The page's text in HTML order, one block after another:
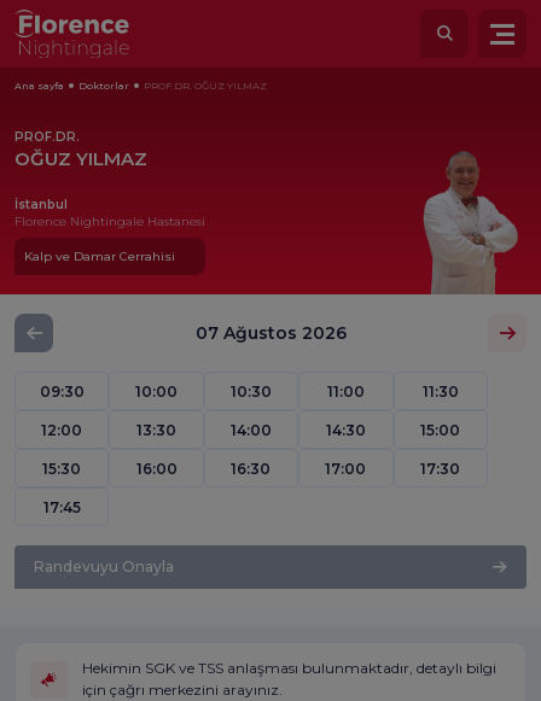
Ana sayfa Doktorlar PROF.DR. OĞUZ YILMAZ
PROF.DR.
OĞUZ YILMAZ
İstanbul
Florence Nightingale Hastanesi
Kalp ve Damar Cerrahisi
07 Ağustos 2026
09:30 10:00 10:30 11:00 11:30
12:00 13:30 14:00 14:30 15:00
15:30 16:00 16:30 17:00 17:30
17:45
Randevuyu Onayla
Hekimin SGK ve TSS anlaşması bulunmaktadır, detaylı bilgi
için çağrı merkezini arayınız.